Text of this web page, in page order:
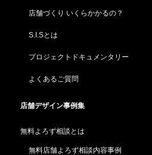
店舗づくり いくらかかるの？
S.I.Sとは
プロジェクトドキュメンタリー
よくあるご質問
店舗デザイン事例集
無料よろず相談とは
無料店舗よろず相談内容事例
酒屋さん！移転新装打ち合わ
ョン パースデザイン